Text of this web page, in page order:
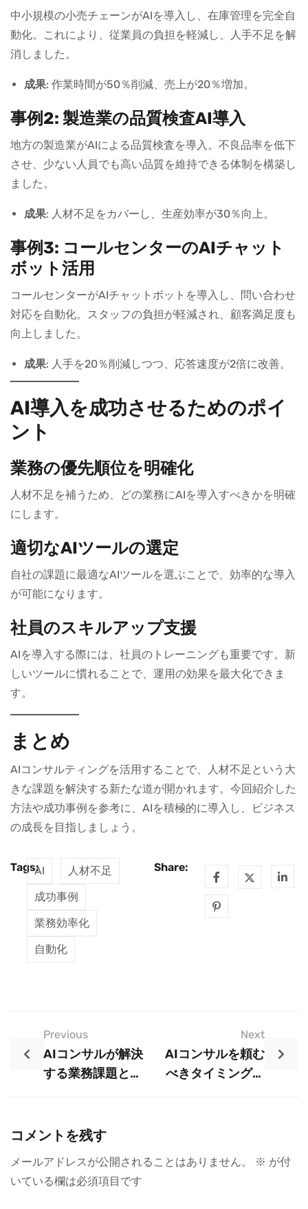
中小規模の小売チェーンがAIを導入し、在庫管理を完全自
動化。これにより、従業員の負担を軽減し、人手不足を解
消しました。
成果: 作業時間が50％削減、売上が20％増加。
事例2: 製造業の品質検査AI導入
地方の製造業がAIによる品質検査を導入。不良品率を低下
させ、少ない人員でも高い品質を維持できる体制を構築し
ました。
成果: 人材不足をカバーし、生産効率が30％向上。
事例3: コールセンターのAIチャット
ボット活用
コールセンターがAIチャットボットを導入し、問い合わせ
対応を自動化。スタッフの負担が軽減され、顧客満足度も
向上しました。
成果: 人手を20％削減しつつ、応答速度が2倍に改善。
AI導入を成功させるためのポイ
ント
業務の優先順位を明確化
人材不足を補うため、どの業務にAIを導入すべきかを明確
にします。
適切なAIツールの選定
自社の課題に最適なAIツールを選ぶことで、効率的な導入
が可能になります。
社員のスキルアップ支援
AIを導入する際には、社員のトレーニングも重要です。新
しいツールに慣れることで、運用の効果を最大化できま
す。
まとめ
AIコンサルティングを活用することで、人材不足という大
きな課題を解決する新たな道が開かれます。今回紹介した
方法や成功事例を参考に、AIを積極的に導入し、ビジネス
の成長を目指しましょう。
Tags:AI
人材不足
成功事例
業務効率化
自動化
Share:
Previous
AIコンサルが解決
する業務課題と
を実現
Next
AIコンサルを頼む
べきタイミングと
コメントを残す
メールアドレスが公開されることはありません。 ※ が付
いている欄は必須項目です